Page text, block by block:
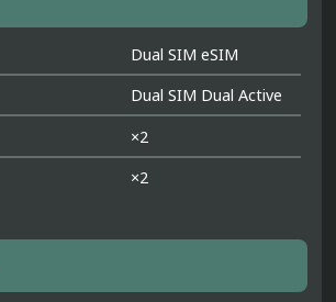
Dual SIM eSIM
Dual SIM Dual Active
×2
×2